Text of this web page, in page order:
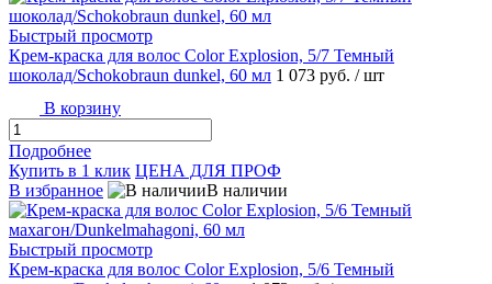
Быстрый просмотр
Крем-краска для волос Color Explosion, 5/7 Темный
шоколад/Schokobraun dunkel, 60 мл 1 073 руб. / шт
В корзину
Подробнее
Купить в 1 клик ЦЕНА ДЛЯ ПРОФ
В избранное
В наличии
Быстрый просмотр
Крем-краска для волос Color Explosion, 5/6 Темный